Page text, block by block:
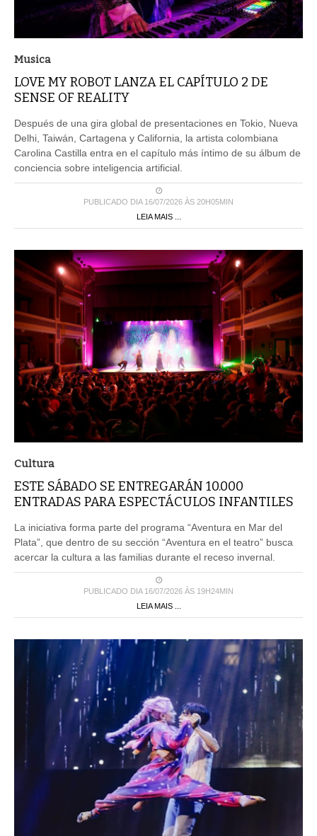
Musica
LOVE MY ROBOT LANZA EL CAPÍTULO 2 DE
SENSE OF REALITY
Después de una gira global de presentaciones en Tokio, Nueva
Delhi, Taiwán, Cartagena y California, la artista colombiana
Carolina Castilla entra en el capítulo más íntimo de su álbum de
conciencia sobre inteligencia artificial.
PUBLICADO DIA 16/07/2026 ÀS 20H05MIN
LEIA MAIS ...
Cultura
ESTE SÁBADO SE ENTREGARÁN 10.000
ENTRADAS PARA ESPECTÁCULOS INFANTILES
La iniciativa forma parte del programa “Aventura en Mar del
Plata”, que dentro de su sección “Aventura en el teatro” busca
acercar la cultura a las familias durante el receso invernal.
PUBLICADO DIA 16/07/2026 ÀS 19H24MIN
LEIA MAIS ...